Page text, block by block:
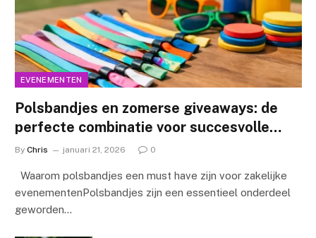
EVENEMENTEN
Polsbandjes en zomerse giveaways: de
perfecte combinatie voor succesvolle
evenementen
By Chris januari 21, 2026 0
Waarom polsbandjes een must have zijn voor zakelijke
evenementenPolsbandjes zijn een essentieel onderdeel
geworden…